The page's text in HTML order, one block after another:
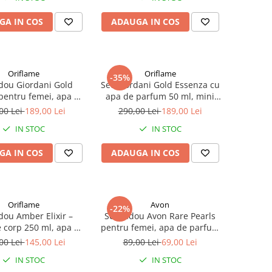
ml, ideal pentru
elegant
IN COS
pentru cadou elegant
ADAUGA IN COS
Oriflame
Giordani Gold
femei, apa de
50 ml, crema
de poseta 8
floral-lemnoasa
luminoasa
Lei189,00 Lei
IN STOC
IN COS
-35% Oriflame
Set Giordani Gold Essenza cu
apa de parfum 50 ml, mini
parfum 8 ml si deodorant 75
luminoasa pentru femei
290,00 Lei189,00 Lei
IN STOC
ADAUGA IN COS
Oriflame
Amber Elixir –
250 ml, apa de
50 ml, aroma
Lei145,00 Lei
IN STOC
-22% Avon
Set cadou Avon Rare Pearls
pentru femei, apa de parfum
50 ml si 12 trandafiri din
eleganta
89,00 Lei69,00 Lei
IN STOC